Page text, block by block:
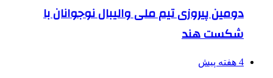
دومین پیروزی تیم ملی والیبال نوجوانان با
شکست هند
4 هفته پیش